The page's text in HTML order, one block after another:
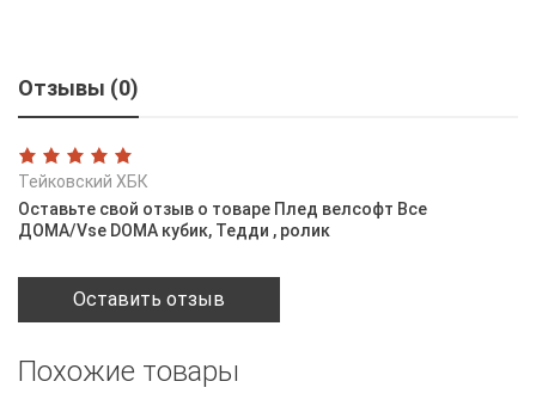
Отзывы (0)
Тейковский ХБК
Оставьте свой отзыв о товаре Плед велсофт Все
ДOMA/Vse DOMA кубик, Тедди , ролик
Оставить отзыв
Похожие товары